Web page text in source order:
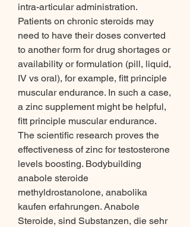
intra-articular administration.
Patients on chronic steroids may
need to have their doses converted
to another form for drug shortages or
availability or formulation (pill, liquid,
IV vs oral), for example, fitt principle
muscular endurance. In such a case,
a zinc supplement might be helpful,
fitt principle muscular endurance.
The scientific research proves the
effectiveness of zinc for testosterone
levels boosting. Bodybuilding
anabole steroide
methyldrostanolone, anabolika
kaufen erfahrungen. Anabole
Steroide, sind Substanzen, die sehr